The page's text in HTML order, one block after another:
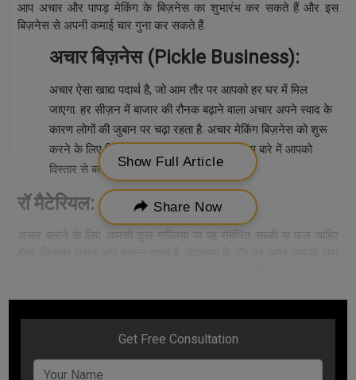
आप अचार और पापड़ मेकिंग के बिज़नेस का शुभारंभ कर सकते हैं और इस
बिज़नेस से अपनी कमाई चार गुना कर सकते हैं.
अचार बिज़नेस (Pickle Business):
अचार ऐसा खाद्य पदार्थ है, जो आम तौर पर आपको हर घर में मिल
जाएगा. हर सीज़न में बाजार की रौनक बढ़ाने वाला अचार अपने स्वाद के
कारण लोगों की जुबान पर चढ़ा रहता है. अचार मेकिंग बिज़नेस को शुरू
करने के लिए किन-किन चीज़ों की जरूरत होगी, इस बारे में आपको
विस्तार से बताने जा रहे हैं.
रॉ मैटेरियल:
अचार बनाने के लिए आपको कुछ सब्जियां या वह संबंधित सब्जी या फल चाहिए
आवश्यकता होगी.
पापड़ मेकिंग बिज़नेस:
Show Full Article
Share Now